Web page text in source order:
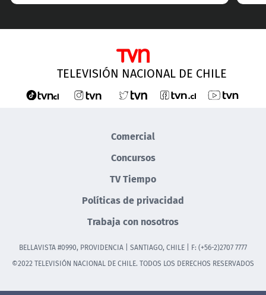
TELEVISIÓN NACIONAL DE CHILE
Comercial
Concursos
TV Tiempo
Políticas de privacidad
Trabaja con nosotros
BELLAVISTA #0990, PROVIDENCIA | SANTIAGO, CHILE | F: (+56-2)2707 7777
©2022 TELEVISIÓN NACIONAL DE CHILE. TODOS LOS DERECHOS RESERVADOS